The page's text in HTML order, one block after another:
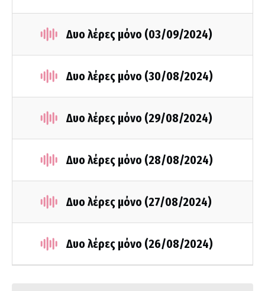
Δυο λέρες μόνο (03/09/2024)
Δυο λέρες μόνο (30/08/2024)
Δυο λέρες μόνο (29/08/2024)
Δυο λέρες μόνο (28/08/2024)
Δυο λέρες μόνο (27/08/2024)
Δυο λέρες μόνο (26/08/2024)